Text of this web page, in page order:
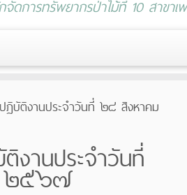
จัดการทรัพยากรป่าไม้ที่ 10 สาขาเ
ฏิบัติงานประจำวันที่ ๒๘ สิงหาคม
งานประจำวันที่
๒๕๖๗